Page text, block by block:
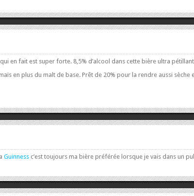
en fait est super forte. 8,5% d’alcool dans cette bière ultra
en plus du malt de base. Prêt de 20% pour la rendre aussi
Guinness c’est toujours ma bière préférée lorsque je vais dans un